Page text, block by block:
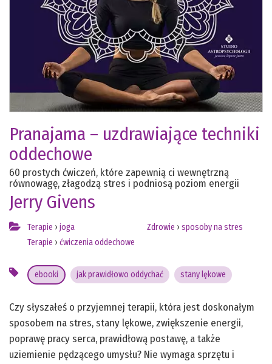
Pranajama – uzdrawiające techniki
oddechowe
60 prostych ćwiczeń, które zapewnią ci wewnętrzną
równowagę, złagodzą stres i podniosą poziom energii
Jerry Givens
Terapie › joga
Terapie › ćwiczenia oddechowe
Zdrowie › sposoby na stres
ebooki jak prawidłowo oddychać stany lękowe
Czy słyszałeś o przyjemnej terapii, która jest doskonałym
sposobem na stres, stany lękowe, zwiększenie energii,
poprawę pracy serca, prawidłową postawę, a także
uziemienie pędzącego umysłu? Nie wymaga sprzętu i